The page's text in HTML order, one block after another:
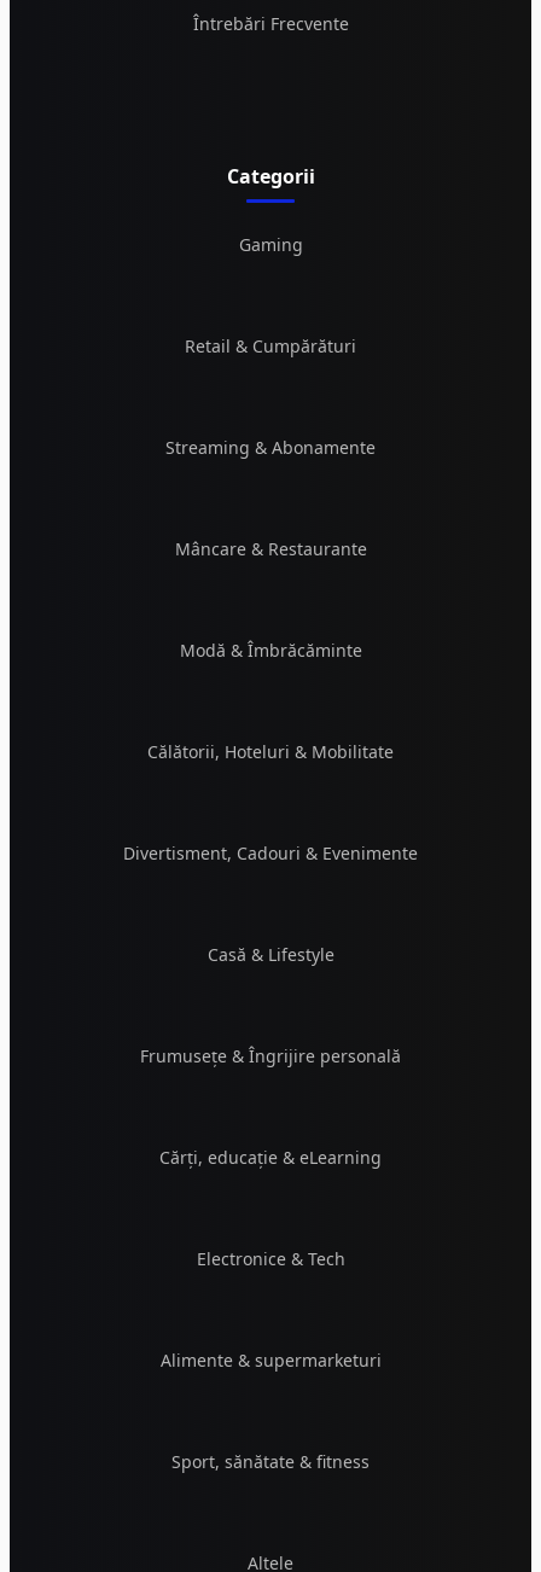
Întrebări Frecvente
Categorii
Gaming
Retail & Cumpărături
Streaming & Abonamente
Mâncare & Restaurante
Modă & Îmbrăcăminte
Călătorii, Hoteluri & Mobilitate
Divertisment, Cadouri & Evenimente
Casă & Lifestyle
Frumusețe & Îngrijire personală
Cărți, educație & eLearning
Electronice & Tech
Alimente & supermarketuri
Sport, sănătate & fitness
Altele